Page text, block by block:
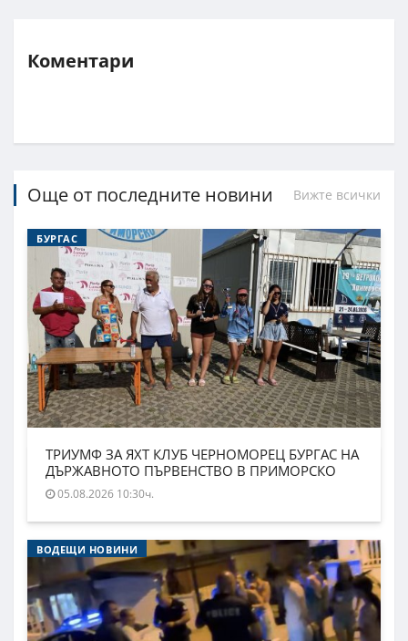
Коментари
Още от последните новини Вижте всички
БУРГАС
ТРИУМФ ЗА ЯХТ КЛУБ ЧЕРНОМОРЕЦ БУРГАС НА
ДЪРЖАВНОТО ПЪРВЕНСТВО В ПРИМОРСКО
05.08.2026 10:30ч.
ВОДЕЩИ НОВИНИ